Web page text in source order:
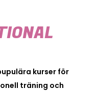
kurser för
träning och